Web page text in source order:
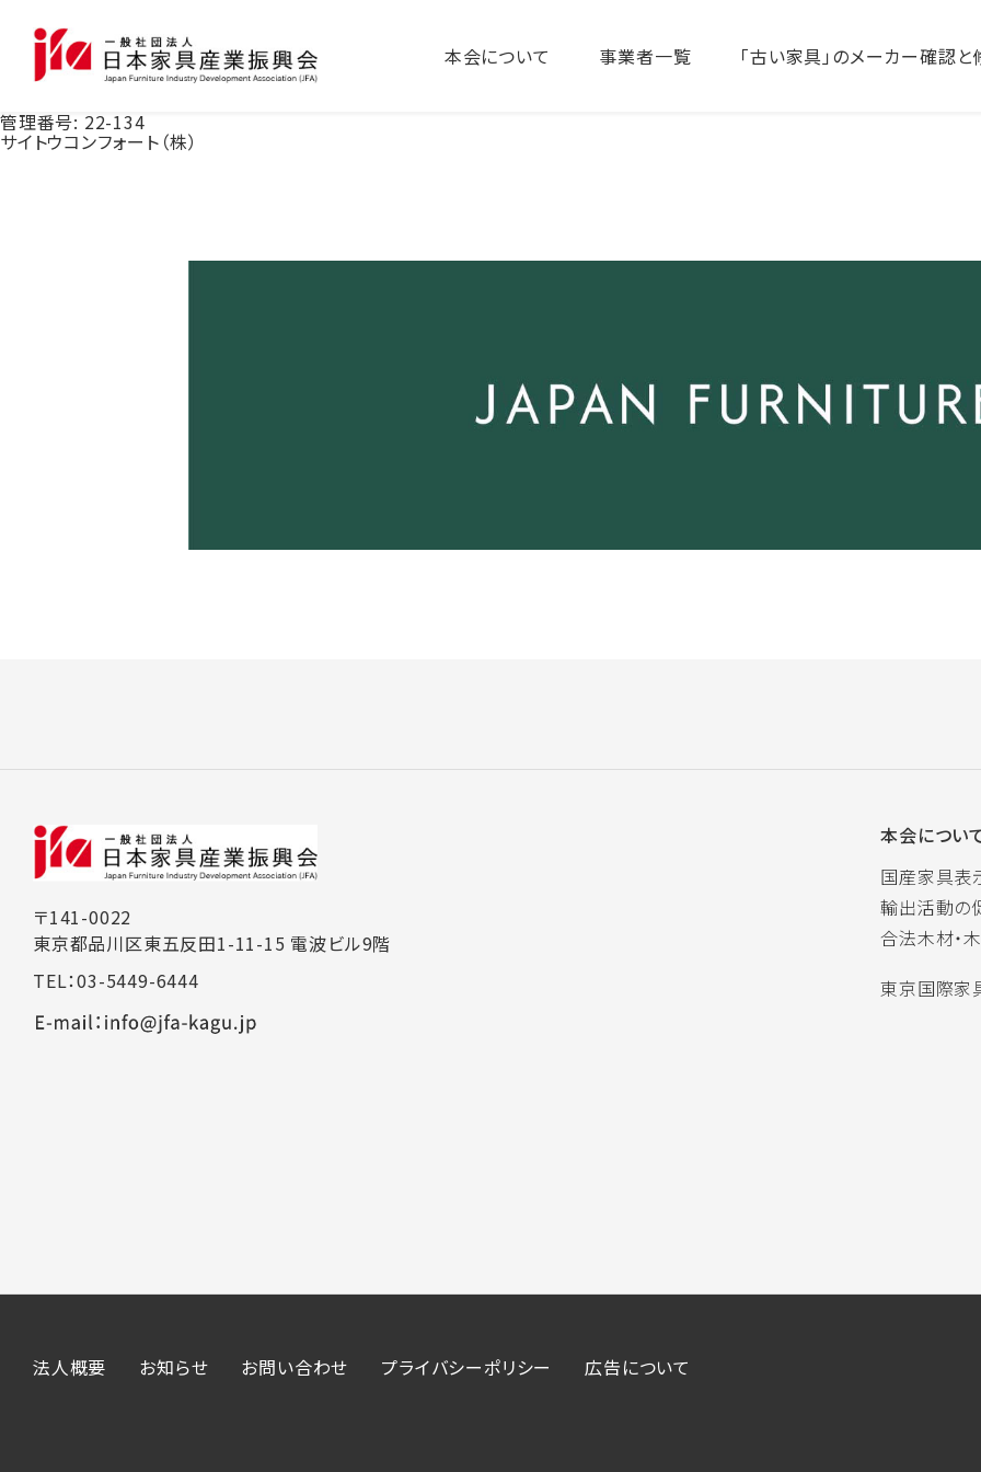
本会について 事業者一覧 「古い家具」のメーカー確認
管理番号: 22-134
サイトウコンフォート（株）
〒141-0022
東京都品川区東五反田1-11-15 電波ビル9階
TEL：03-5449-6444
本会につい
国産家具表
輸出活動の
合法木材・
東京国際家
法人概要 お知らせ お問い合わせ プライバシーポリシー 広告について